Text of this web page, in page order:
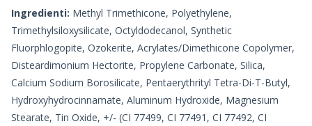
Ingredienti: Methyl Trimethicone, Polyethylene,
Trimethylsiloxysilicate, Octyldodecanol, Synthetic
Fluorphlogopite, Ozokerite, Acrylates/Dimethicone Copolymer,
Disteardimonium Hectorite, Propylene Carbonate, Silica,
Calcium Sodium Borosilicate, Pentaerythrityl Tetra-Di-T-Butyl,
Hydroxyhydrocinnamate, Aluminum Hydroxide, Magnesium
Stearate, Tin Oxide, +/- (CI 77499, CI 77491, CI 77492, CI